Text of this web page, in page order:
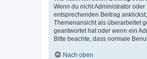
Wenn du nicht Administrator
entsprechenden Beitrag
Themenansicht als überarbeitet
geantwortet hat oder wenn ein
Bitte beachte, dass normale
Nach oben